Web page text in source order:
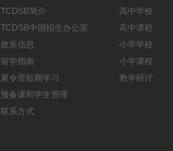
TCDSB简介
TCDSB中国招生办公室
政策信息
留学指南
夏令营短期学习
预备课和学生管理
联系方式
高中学校
高中课程
小学学校
小学课程
教学研讨